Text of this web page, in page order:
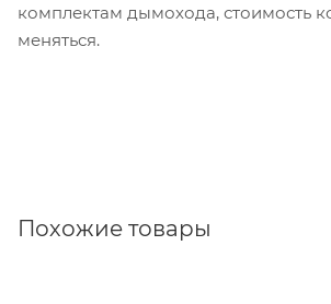
комплектам дымохода, стоимость
меняться.
Похожие товары